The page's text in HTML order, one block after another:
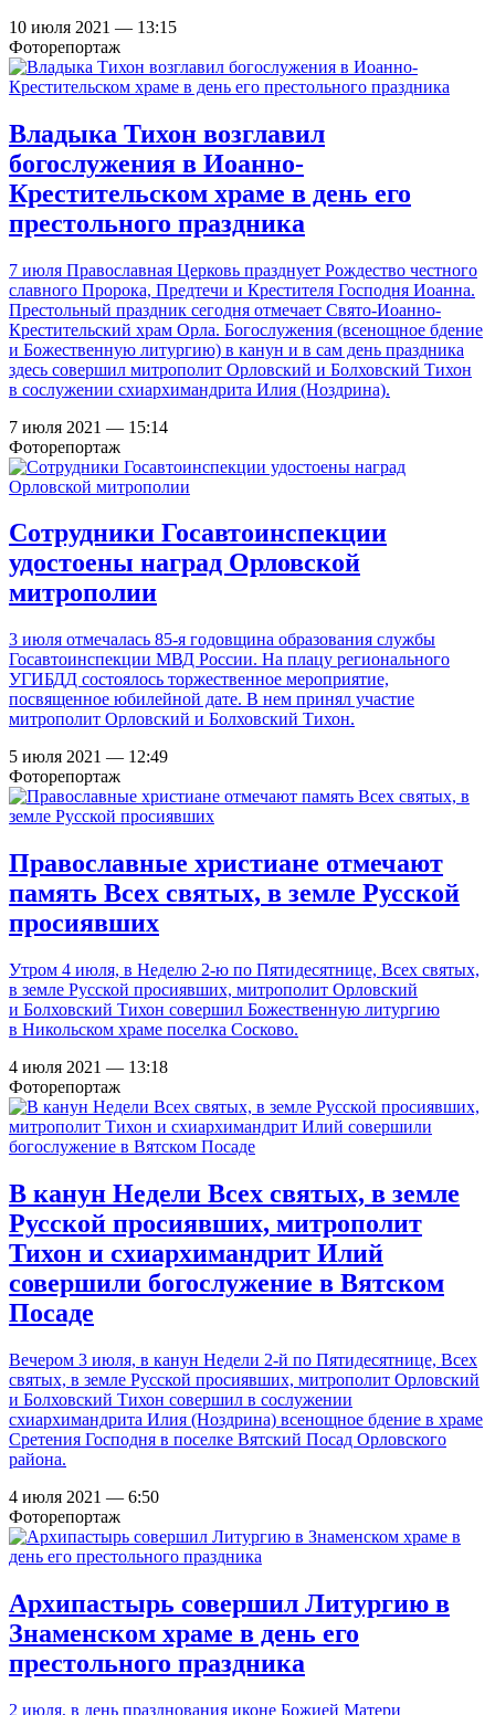
10 июля 2021 — 13:15
Фоторепортаж
Владыка Тихон возглавил
богослужения в Иоанно-
Крестительском храме в день его
престольного праздника
7 июля Православная Церковь празднует Рождество честного
славного Пророка, Предтечи и Крестителя Господня Иоанна.
Престольный праздник сегодня отмечает Свято-Иоанно-
Крестительский храм Орла. Богослужения (всенощное бдение
и Божественную литургию) в канун и в сам день праздника
здесь совершил митрополит Орловский и Болховский Тихон
в сослужении схиархимандрита Илия (Ноздрина).
7 июля 2021 — 15:14
Фоторепортаж
Сотрудники Госавтоинспекции
удостоены наград Орловской
митрополии
3 июля отмечалась 85-я годовщина образования службы
Госавтоинспекции МВД России. На плацу регионального
УГИБДД состоялось торжественное мероприятие,
посвященное юбилейной дате. В нем принял участие
митрополит Орловский и Болховский Тихон.
5 июля 2021 — 12:49
Фоторепортаж
Православные христиане отмечают
память Всех святых, в земле Русской
просиявших
Утром 4 июля, в Неделю 2-ю по Пятидесятнице, Всех святых,
в земле Русской просиявших, митрополит Орловский
и Болховский Тихон совершил Божественную литургию
в Никольском храме поселка Сосково.
4 июля 2021 — 13:18
Фоторепортаж
В канун Недели Всех святых, в земле
Русской просиявших, митрополит
Тихон и схиархимандрит Илий
совершили богослужение в Вятском
Посаде
Вечером 3 июля, в канун Недели 2-й по Пятидесятнице, Всех
святых, в земле Русской просиявших, митрополит Орловский
и Болховский Тихон совершил в сослужении
схиархимандрита Илия (Ноздрина) всенощное бдение в храме
Сретения Господня в поселке Вятский Посад Орловского
района.
4 июля 2021 — 6:50
Фоторепортаж
Архипастырь совершил Литургию в
Знаменском храме в день его
престольного праздника
2 июля, в день празднования иконе Божией Матери